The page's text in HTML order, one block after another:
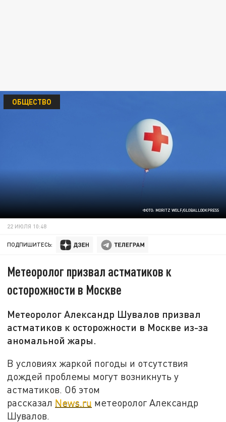
ФОТО: MORITZ WOLF/GLOBALLOOKPRESS
ОБЩЕСТВО
22 ИЮЛЯ 10:48
ПОДПИШИТЕСЬ:
Метеоролог призвал астматиков к
осторожности в Москве
Метеоролог Александр Шувалов призвал
астматиков к осторожности в Москве из-за
аномальной жары.
В условиях жаркой погоды и отсутствия
дождей проблемы могут возникнуть у
астматиков. Об этом
рассказал News.ru метеоролог Александр
Шувалов.